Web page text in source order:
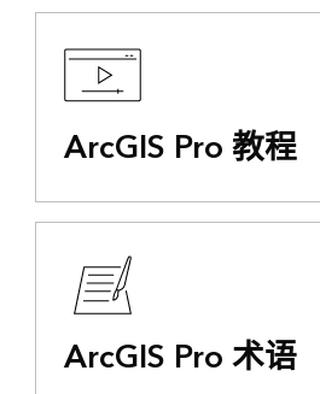
ArcGIS Pro 教程
ArcGIS Pro 术语